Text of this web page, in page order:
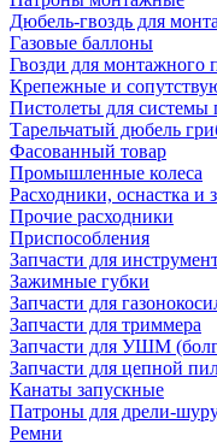
Дюбель-гвоздь для
Газовые баллоны
Гвозди для монтажного
Крепежные и
Пистолеты для системы
Тарельчатый дюбель
Фасованный товар
Промышленные колеса
Расходники, оснастка и
Прочие расходники
Приспособления
Запчасти для
Зажимные губки
Запчасти для
Запчасти для триммера
Запчасти для УШМ
Запчасти для цепной
Канаты запускные
Патроны для дрели-
Ремни